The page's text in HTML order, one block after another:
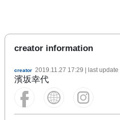
creator information
creator 2019.11.27 17:29 | last update
濱坂幸代